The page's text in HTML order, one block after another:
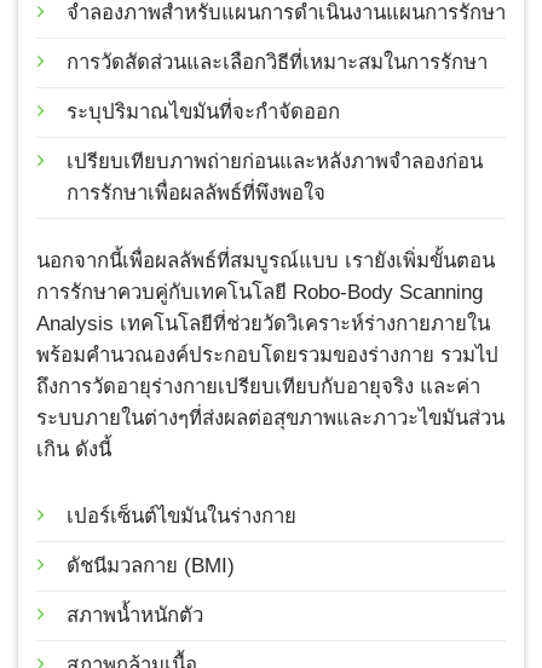
จำลองภาพสำหรับแผนการดำเนินงานแผนการรักษา
การวัดสัดส่วนและเลือกวิธีที่เหมาะสมในการรักษา
ระบุปริมาณไขมันที่จะกำจัดออก
เปรียบเทียบภาพถ่ายก่อนและหลังภาพจำลองก่อน
การรักษาเพื่อผลลัพธ์ที่พึงพอใจ
นอกจากนี้เพื่อผลลัพธ์ที่สมบูรณ์แบบ เรายังเพิ่มขั้นตอน
การรักษาควบคู่กับเทคโนโลยี Robo-Body Scanning
Analysis เทคโนโลยีที่ช่วยวัดวิเคราะห์ร่างกายภายใน
พร้อมคำนวณองค์ประกอบโดยรวมของร่างกาย รวมไป
ถึงการวัดอายุร่างกายเปรียบเทียบกับอายุจริง และค่า
ระบบภายในต่างๆที่ส่งผลต่อสุขภาพและภาวะไขมันส่วน
เกิน ดังนี้
เปอร์เซ็นต์ไขมันในร่างกาย
ดัชนีมวลกาย (BMI)
สภาพน้ำหนักตัว